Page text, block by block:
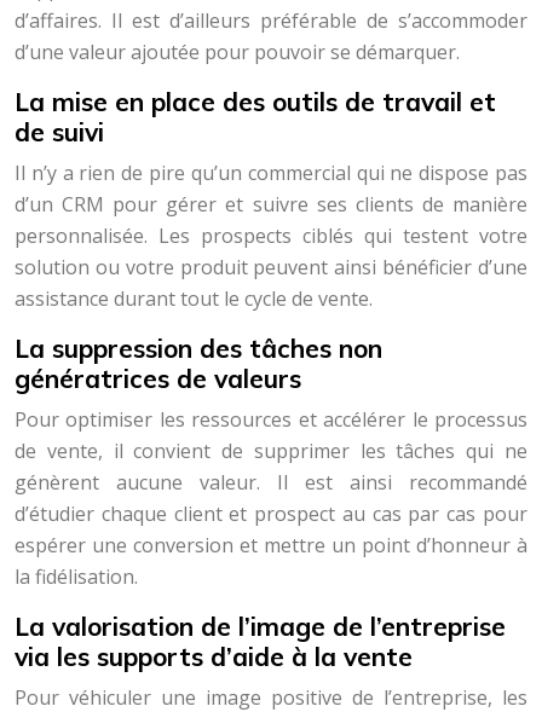
d’affaires. Il est d’ailleurs préférable de s’accommoder
d’une valeur ajoutée pour pouvoir se démarquer.
La mise en place des outils de travail et
de suivi
Il n’y a rien de pire qu’un commercial qui ne dispose pas
d’un CRM pour gérer et suivre ses clients de manière
personnalisée. Les prospects ciblés qui testent votre
solution ou votre produit peuvent ainsi bénéficier d’une
assistance durant tout le cycle de vente.
La suppression des tâches non
génératrices de valeurs
Pour optimiser les ressources et accélérer le processus
de vente, il convient de supprimer les tâches qui ne
génèrent aucune valeur. Il est ainsi recommandé
d’étudier chaque client et prospect au cas par cas pour
espérer une conversion et mettre un point d’honneur à
la fidélisation.
La valorisation de l’image de l’entreprise
via les supports d’aide à la vente
Pour véhiculer une image positive de l’entreprise, les